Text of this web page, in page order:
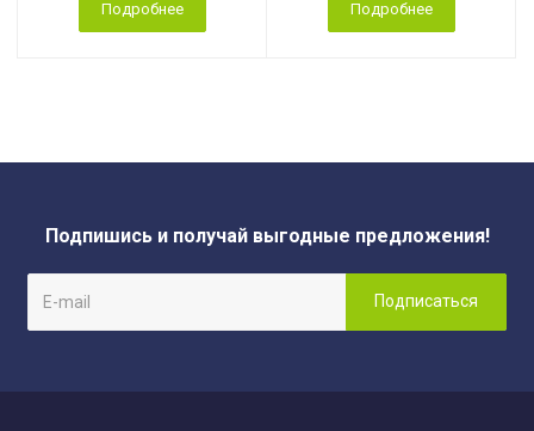
Подробнее Подробнее
Подпишись и получай выгодные предложения!